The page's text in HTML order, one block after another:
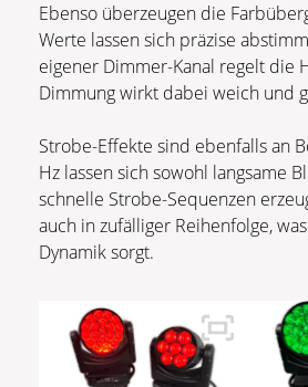
Ebenso überzeugen die
Werte lassen sich präzise
eigener Dimmer-Kanal regelt die
Dimmung wirkt dabei weich und
Strobe-Effekte sind ebenfalls an
Hz lassen sich sowohl langsame
schnelle Strobe-Sequenzen
auch in zufälliger Reihenfolge,
Dynamik sorgt.